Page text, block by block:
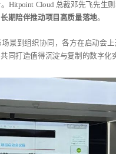
Hitpoint Cloud 总裁邓先飞先生
期陪伴推动项目高质量落地。
场景到组织协同，各方在启动会
同打造值得沉淀与复制的数字化